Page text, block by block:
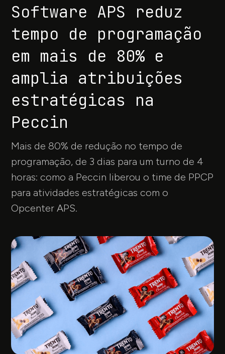
Software APS reduz
tempo de programação
em mais de 80% e
amplia atribuições
estratégicas na
Peccin
Mais de 80% de redução no tempo de
programação, de 3 dias para um turno de 4
horas: como a Peccin liberou o time de PPCP
para atividades estratégicas com o
Opcenter APS.